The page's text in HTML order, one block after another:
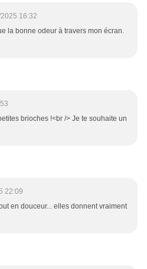
16:32
la bonne odeur à travers mon écran.
brioches !<br /> Je te souhaite un
22:09
en douceur... elles donnent vraiment